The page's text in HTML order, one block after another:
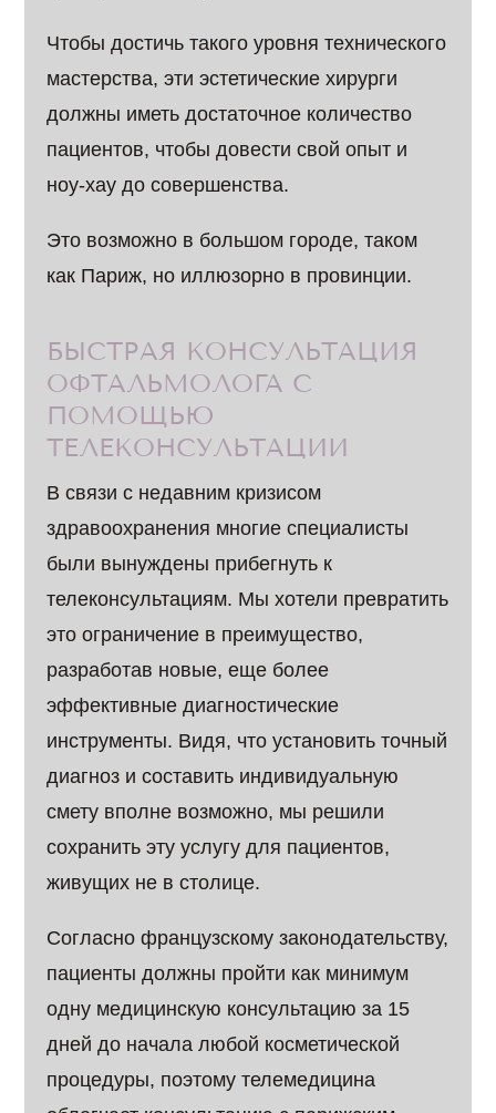
Чтобы достичь такого уровня технического
мастерства, эти эстетические хирурги
должны иметь достаточное количество
пациентов, чтобы довести свой опыт и
ноу-хау до совершенства.
Это возможно в большом городе, таком
как Париж, но иллюзорно в провинции.
БЫСТРАЯ КОНСУЛЬТАЦИЯ
ОФТАЛЬМОЛОГА С
ПОМОЩЬЮ
ТЕЛЕКОНСУЛЬТАЦИИ
В связи с недавним кризисом
здравоохранения многие специалисты
были вынуждены прибегнуть к
телеконсультациям. Мы хотели превратить
это ограничение в преимущество,
разработав новые, еще более
эффективные диагностические
инструменты. Видя, что установить точный
диагноз и составить индивидуальную
смету вполне возможно, мы решили
сохранить эту услугу для пациентов,
живущих не в столице.
Согласно французскому законодательству,
пациенты должны пройти как минимум
одну медицинскую консультацию за 15
дней до начала любой косметической
процедуры, поэтому телемедицина